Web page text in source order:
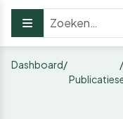
Dashboard
Publicaties